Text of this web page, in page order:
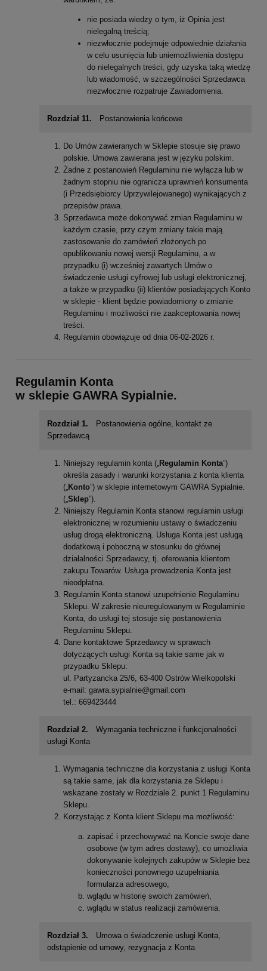
nie posiada wiedzy o tym, iż Opinia jest
nielegalną treścią;
niezwłocznie podejmuje odpowiednie działania
w celu usunięcia lub uniemożliwienia dostępu
do nielegalnych treści, gdy uzyska taką wiedzę
lub wiadomość, w szczególności Sprzedawca
niezwłocznie rozpatruje Zawiadomienia.
Rozdział 11. Postanowienia końcowe
Do Umów zawieranych w Sklepie stosuje się prawo
polskie. Umowa zawierana jest w języku polskim.
Żadne z postanowień Regulaminu nie wyłącza lub w
żadnym stopniu nie ogranicza uprawnień konsumenta
(i Przedsiębiorcy Uprzywilejowanego) wynikających z
przepisów prawa.
Sprzedawca może dokonywać zmian Regulaminu w
każdym czasie, przy czym zmiany takie mają
zastosowanie do zamówień złożonych po
opublikowaniu nowej wersji Regulaminu, a w
przypadku (i) wcześniej zawartych Umów o
świadczenie usługi cyfrowej lub usługi elektronicznej,
a także w przypadku (ii) klientów posiadających Konto
w sklepie - klient będzie powiadomiony o zmianie
Regulaminu i możliwości nie zaakceptowania nowej
treści.
Regulamin obowiązuje od dnia 06-02-2026 r.
Regulamin Konta
w sklepie GAWRA Sypialnie.
Rozdział 1.
Postanowienia ogólne, kontakt ze
Sprzedawcą
Niniejszy regulamin konta („Regulamin Konta”)
określa zasady i warunki korzystania z konta klienta
(„Konto”) w sklepie internetowym GAWRA Sypialnie.
(„Sklep”).
Niniejszy Regulamin Konta stanowi regulamin usługi
elektronicznej w rozumieniu ustawy o świadczeniu
usług drogą elektroniczną. Usługa Konta jest usługą
dodatkową i poboczną w stosunku do głównej
działalności Sprzedawcy, tj. oferowania klientom
zakupu Towarów. Usługa prowadzenia Konta jest
nieodpłatna.
Regulamin Konta stanowi uzupełnienie Regulaminu
Sklepu. W zakresie nieuregulowanym w Regulaminie
Konta, do usługi tej stosuje się postanowienia
Regulaminu Sklepu.
Dane kontaktowe Sprzedawcy w sprawach
dotyczących usługi Konta są takie same jak w
przypadku Sklepu:
ul. Partyzancka 25/6, 63-400 Ostrów Wielkopolski
e-mail: gawra.sypialnie@gmail.com
tel.: 669423444
Rozdział 2.
Wymagania techniczne i funkcjonalności
usługi Konta
Wymagania techniczne dla korzystania z usługi Konta
są takie same, jak dla korzystania ze Sklepu i
wskazane zostały w Rozdziale 2. punkt 1 Regulaminu
Sklepu.
Korzystając z Konta klient Sklepu ma możliwość:
zapisać i przechowywać na Koncie swoje dane
osobowe (w tym adres dostawy), co umożliwia
dokonywanie kolejnych zakupów w Sklepie bez
konieczności ponownego uzupełniania
formularza adresowego,
wglądu w historię swoich zamówień,
wglądu w status realizacji zamówienia.
Rozdział 3.
Umowa o świadczenie usługi Konta,
odstąpienie od umowy, rezygnacja z Konta